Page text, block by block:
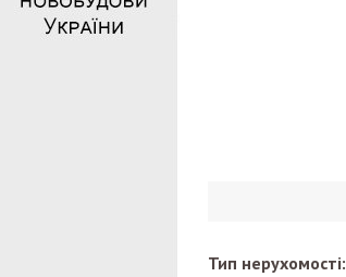
Тип нерухомості: